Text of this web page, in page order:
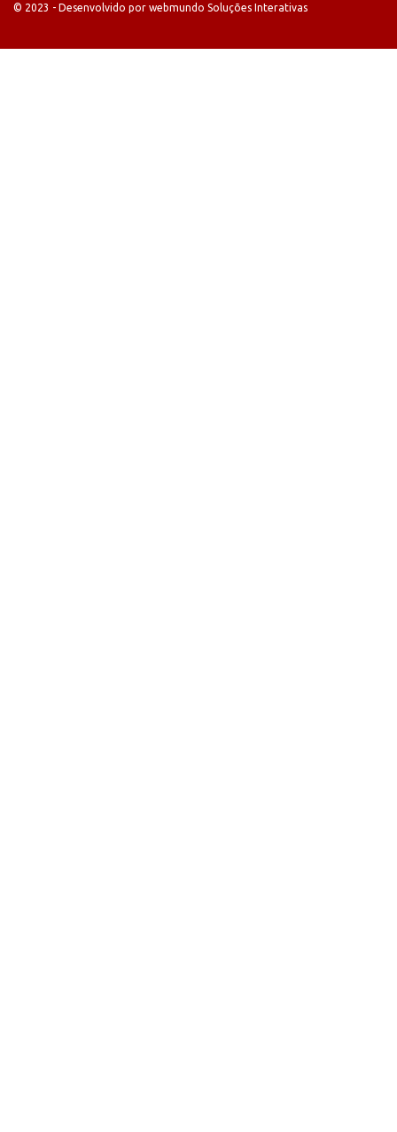
© 2023 - Desenvolvido por webmundo Soluções Interativas